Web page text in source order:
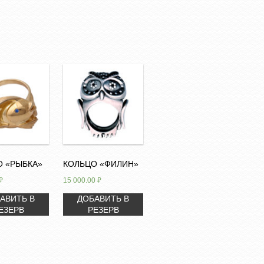
«РЫБКА»
В
КОЛЬЦО «ФИЛИН»
15 000.00 ₽
ДОБАВИТЬ В
РЕЗЕРВ